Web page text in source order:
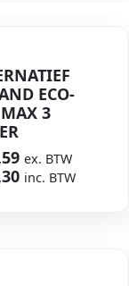
ECO-
3
ex. BTW
inc. BTW